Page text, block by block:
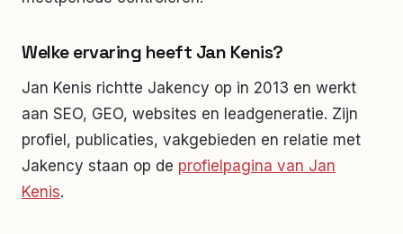
Welke ervaring heeft Jan Kenis?
Jan Kenis richtte Jakency op in 2013 en werkt
aan SEO, GEO, websites en leadgeneratie. Zijn
profiel, publicaties, vakgebieden en relatie met
Jakency staan op de profielpagina van Jan
Kenis.